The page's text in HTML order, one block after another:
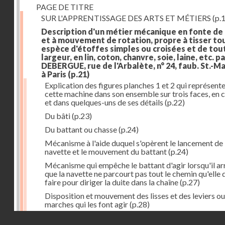
PAGE DE TITRE
SUR L'APPRENTISSAGE DES ARTS ET MÉTIERS
Description d'un métier mécanique en fonte
et à mouvement de rotation, propre à tisser
espèce d'étoffes simples ou croisées et de
largeur, en lin, coton, chanvre, soie, laine, etc.
DEBERGUE, rue de l'Arbalète, n° 24, faub. St.-
à Paris (p.21)
Explication des figures planches 1 et 2 qui
cette machine dans son ensemble sur trois faces, en
et dans quelques-uns de ses détails (p.22)
Du bâti(p.23)
Du battant ou chasse(p.24)
Mécanisme à l'aide duquel s'opèrent le lancement de
navette et le mouvement du battant(p.24)
Mécanisme qui empêche le battant d'agir lorsqu'il
que la navette ne parcourt pas tout le chemin qu'elle
faire pour diriger la duite dans la chaîne(p.27)
Disposition et mouvement des lisses et des leviers ou
marches qui les font agir(p.28)